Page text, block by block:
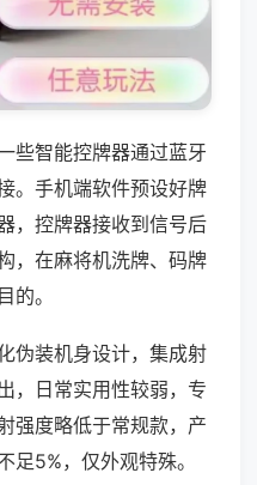
些智能控牌器通过蓝牙
。手机端软件预设好牌
，控牌器接收到信号后
，在麻将机洗牌、码牌
的。
伪装机身设计，集成射
，日常实用性较弱，专
强度略低于常规款，产
足5%，仅外观特殊。